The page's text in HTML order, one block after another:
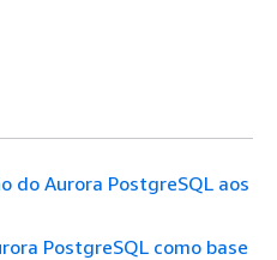
do Aurora PostgreSQL aos
PostgreSQL como base